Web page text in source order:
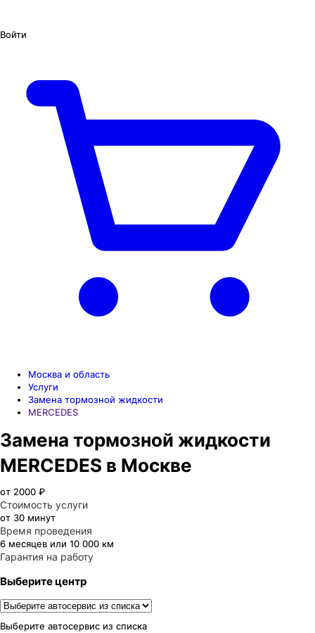
Войти
Москва и область
Услуги
Замена тормозной жидкости
MERCEDES
Замена тормозной жидкости
MERCEDES в Москве
от 2000 ₽
Стоимость услуги
от 30 минут
Время проведения
6 месяцев или 10 000 км
Гарантия на работу
Выберите центр
Выберите автосервис из списка